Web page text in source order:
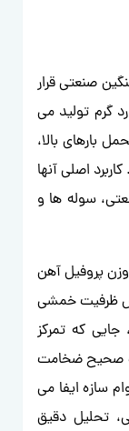
صنعتی قرار
گرم تولید می
بارهای بالا،
اصلی آنها
سوله ها و
پروفیل آهن
ظرفیت خمشی
که تمرکز
صحیح ضخامت
سازه ایفا می
تحلیل دقیق